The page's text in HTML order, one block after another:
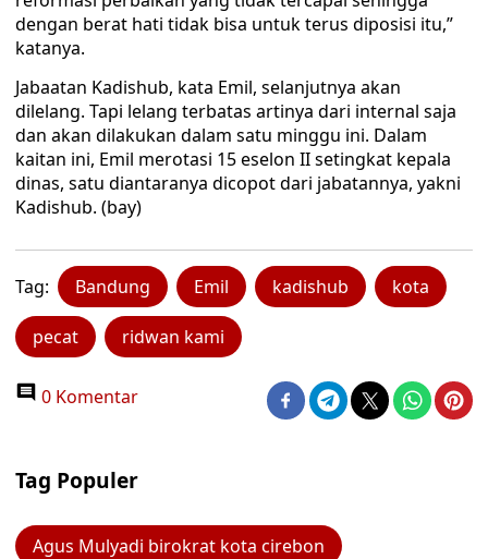
dengan berat hati tidak bisa untuk terus diposisi itu,”
katanya.
Jabaatan Kadishub, kata Emil, selanjutnya akan
dilelang. Tapi lelang terbatas artinya dari internal saja
dan akan dilakukan dalam satu minggu ini. Dalam
kaitan ini, Emil merotasi 15 eselon II setingkat kepala
dinas, satu diantaranya dicopot dari jabatannya, yakni
Kadishub. (bay)
Tag: Bandung Emil kadishub kota
pecat ridwan kami
0 Komentar
Tag Populer
Agus Mulyadi birokrat kota cirebon